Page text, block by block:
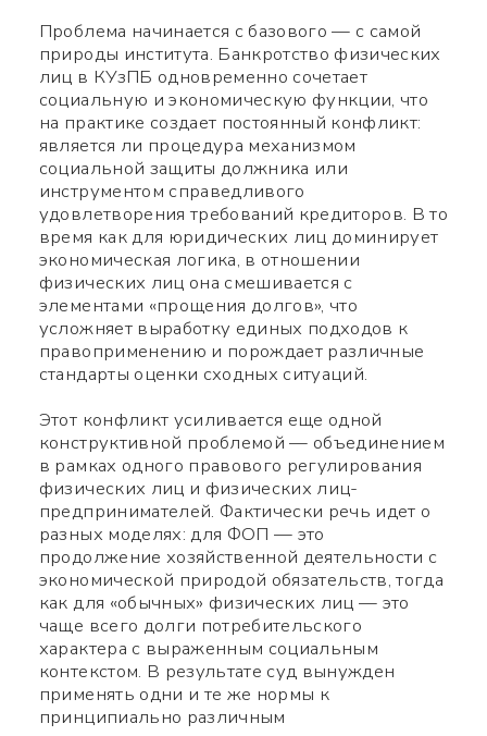
Проблема начинается с базового — с самой
природы института. Банкротство физических
лиц в КУзПБ одновременно сочетает
социальную и экономическую функции, что
на практике создает постоянный конфликт:
является ли процедура механизмом
социальной защиты должника или
инструментом справедливого
удовлетворения требований кредиторов. В то
время как для юридических лиц доминирует
экономическая логика, в отношении
физических лиц она смешивается с
элементами «прощения долгов», что
усложняет выработку единых подходов к
правоприменению и порождает различные
стандарты оценки сходных ситуаций.
Этот конфликт усиливается еще одной
конструктивной проблемой — объединением
в рамках одного правового регулирования
физических лиц и физических лиц-
предпринимателей. Фактически речь идет о
разных моделях: для ФОП — это
продолжение хозяйственной деятельности с
экономической природой обязательств, тогда
как для «обычных» физических лиц — это
чаще всего долги потребительского
характера с выраженным социальным
контекстом. В результате суд вынужден
применять одни и те же нормы к
принципиально различным